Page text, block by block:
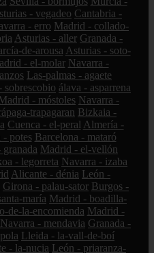
- vegadeo Cantabria -
- erro Madrid - collado-
Asturias - aller Granada -
de-arousa Asturias - soto-
- el-molar Navarra -
Las-palmas - agaete
sobrescobio álava - asparrena
- móstoles Navarra -
trapagaran Bizkaia -
Cuenca - el-peral Almería -
- potes Barcelona - mataró
granada Madrid - el-vellón
- legorreta Navarra - izaba
Alicante - dénia León -
Girona - palau-sator Burgos -
maría Madrid - boadilla-
de-la-encomienda Madrid -
Navarra - mendavia Granada -
Lleida - la-vall-de-boí
- la-nucia León - priaranza-